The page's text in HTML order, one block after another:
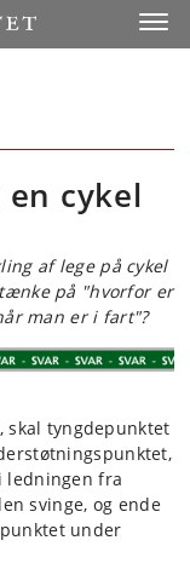
cykel
af lege på cykel
på "hvorfor er
man er i fart"?
tyngdepunktet
ledningen fra
svinge, og ende
under